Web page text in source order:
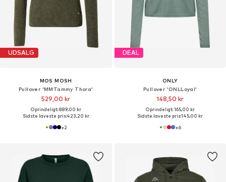
UDSALG
MOS MOSH
Pullover 'MMTammy Thora'
529,00 kr
Oprindeligt: 889,00 kr
Sidste laveste pris:423,20 kr
+2
DEAL
ONLY
Pullover 'ONLLoyal'
148,50 kr
Oprindeligt: 165,00 kr
Sidste laveste pris:145,00 kr
+6